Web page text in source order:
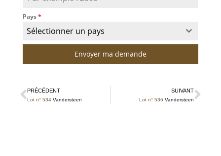
Pays*
Sélectionner un pays
Envoyer ma demande
PRÉCÉDENT
Lot n° 534 Vandersteen
SUIVANT
Lot n° 536 Vandersteen